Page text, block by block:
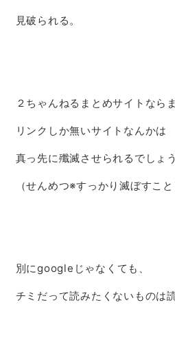
見破られる。
２ちゃんねるまとめサイトなら
リンクしか無いサイトなんかは
真っ先に殲滅させられるでしょう
（せんめつ※すっかり滅ぼすこと
別にgoogleじゃなくても、
チミだって読みたくないものは